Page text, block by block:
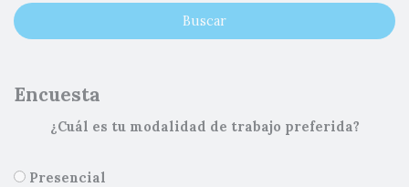
Encuesta
¿Cuál es tu modalidad de trabajo preferida?
Presencial